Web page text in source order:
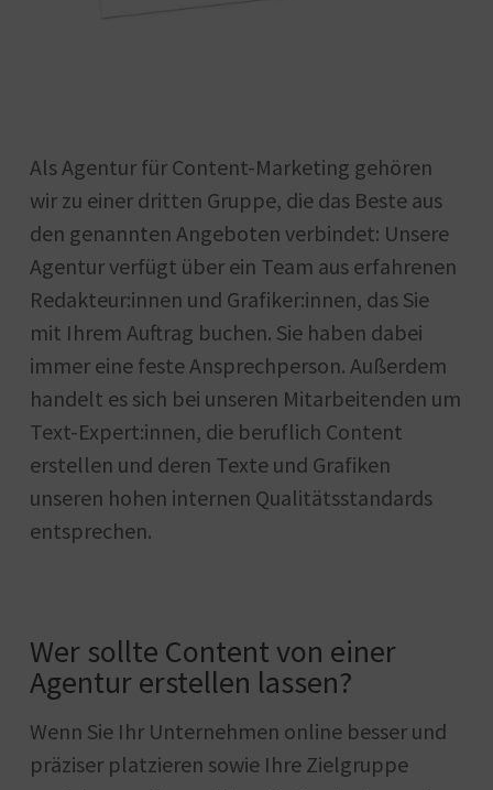
Als Agentur für Content-Marketing gehören
wir zu einer dritten Gruppe, die das Beste aus
den genannten Angeboten verbindet: Unsere
Agentur verfügt über ein Team aus erfahrenen
Redakteur:innen und Grafiker:innen, das Sie
mit Ihrem Auftrag buchen. Sie haben dabei
immer eine feste Ansprechperson. Außerdem
handelt es sich bei unseren Mitarbeitenden um
Text-Expert:innen, die beruflich Content
erstellen und deren Texte und Grafiken
unseren hohen internen Qualitätsstandards
entsprechen.
Wer sollte Content von einer
Agentur erstellen lassen?
Wenn Sie Ihr Unternehmen online besser und
präziser platzieren sowie Ihre Zielgruppe